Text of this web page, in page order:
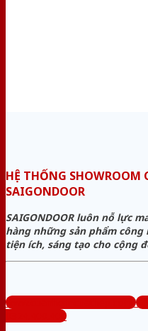
HỆ THỐNG SHOWROOM
SAIGONDOOR
SAIGONDOOR luôn nỗ lực
hàng những sản phẩm
tiện ích, sáng tạo cho cộng
www.cuanhomcuathep.com
0824.400.400